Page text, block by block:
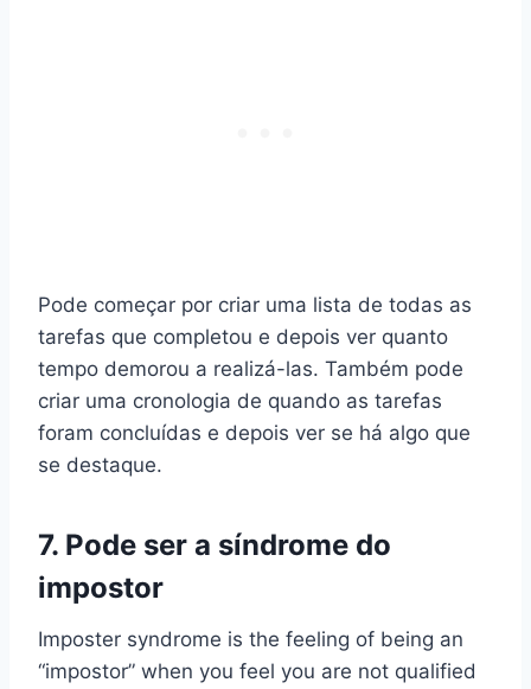
Pode começar por criar uma lista de todas as
tarefas que completou e depois ver quanto
tempo demorou a realizá-las. Também pode
criar uma cronologia de quando as tarefas
foram concluídas e depois ver se há algo que
se destaque.
7. Pode ser a síndrome do
impostor
Imposter syndrome is the feeling of being an
“impostor” when you feel you are not qualified